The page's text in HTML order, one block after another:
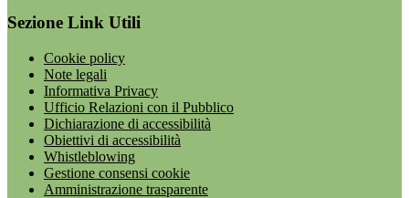
Sezione Link Utili
Cookie policy
Note legali
Informativa Privacy
Ufficio Relazioni con il Pubblico
Dichiarazione di accessibilità
Obiettivi di accessibilità
Whistleblowing
Gestione consensi cookie
Amministrazione trasparente